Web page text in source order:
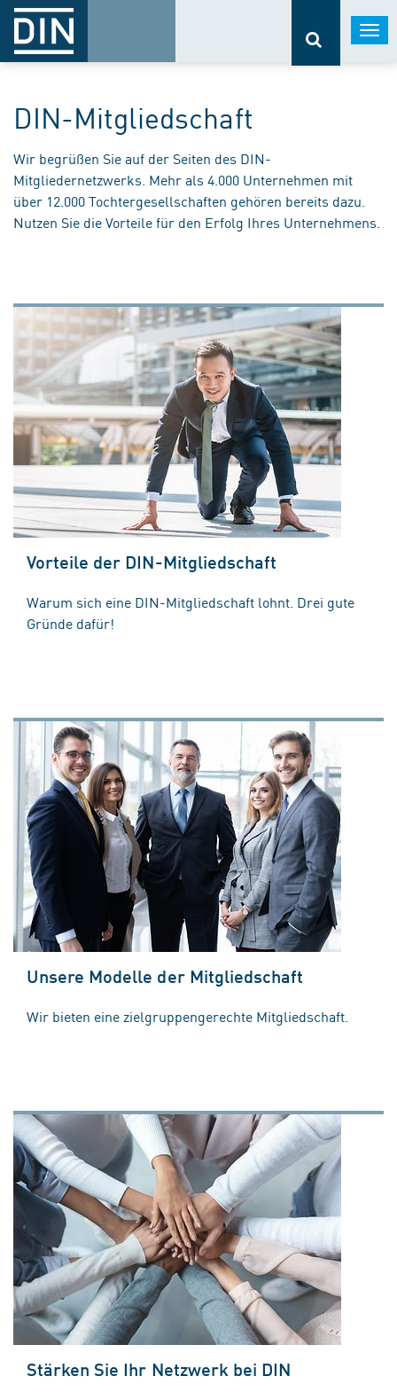
DIN-Mitgliedschaft
Wir begrüßen Sie auf der Seiten des DIN-
Mitgliedernetzwerks. Mehr als 4.000 Unternehmen mit
über 12.000 Tochtergesellschaften gehören bereits dazu.
Nutzen Sie die Vorteile für den Erfolg Ihres Unternehmens.
Vorteile der DIN-Mitgliedschaft
Warum sich eine DIN-Mitgliedschaft lohnt. Drei gute
Gründe dafür!
Unsere Modelle der Mitgliedschaft
Wir bieten eine zielgruppengerechte Mitgliedschaft.
Stärken Sie Ihr Netzwerk bei DIN